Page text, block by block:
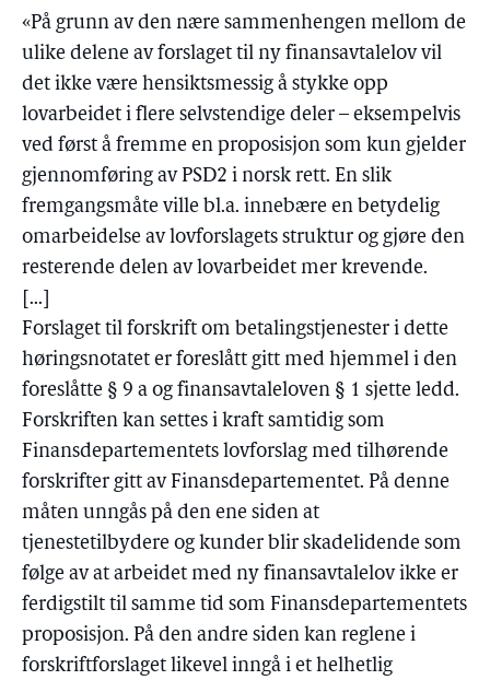
«På grunn av den nære sammenhengen mellom de
ulike delene av forslaget til ny finansavtalelov vil
det ikke være hensiktsmessig å stykke opp
lovarbeidet i flere selvstendige deler – eksempelvis
ved først å fremme en proposisjon som kun gjelder
gjennomføring av PSD2 i norsk rett. En slik
fremgangsmåte ville bl.a. innebære en betydelig
omarbeidelse av lovforslagets struktur og gjøre den
resterende delen av lovarbeidet mer krevende.
[...]
Forslaget til forskrift om betalingstjenester i dette
høringsnotatet er foreslått gitt med hjemmel i den
foreslåtte § 9 a og finansavtaleloven § 1 sjette ledd.
Forskriften kan settes i kraft samtidig som
Finansdepartementets lovforslag med tilhørende
forskrifter gitt av Finansdepartementet. På denne
måten unngås på den ene siden at
tjenestetilbydere og kunder blir skadelidende som
følge av at arbeidet med ny finansavtalelov ikke er
ferdigstilt til samme tid som Finansdepartementets
proposisjon. På den andre siden kan reglene i
forskriftforslaget likevel inngå i et helhetlig